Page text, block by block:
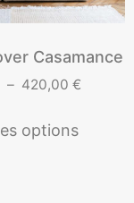
Casamance
– 420,00 €
options